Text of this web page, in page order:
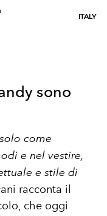
ITALY
sono
come
e nel vestire,
e stile di
racconta il
che oggi